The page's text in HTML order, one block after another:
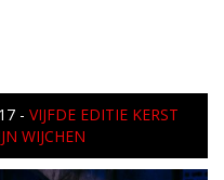
- VIJFDE EDITIE KERST
WIJCHEN